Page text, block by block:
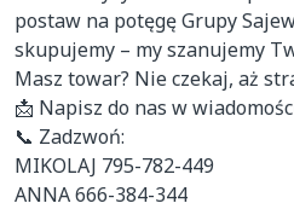
postaw na potęgę Grupy
skupujemy – my szanujemy
Masz towar? Nie czekaj, aż
📩 Napisz do nas w
📞 Zadzwoń:
MIKOLAJ 795-782-449
ANNA 666-384-344